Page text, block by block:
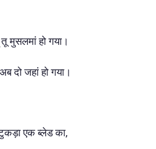
मुसलमां हो गया।
दो जहां हो गया।
एक ब्लेड का,